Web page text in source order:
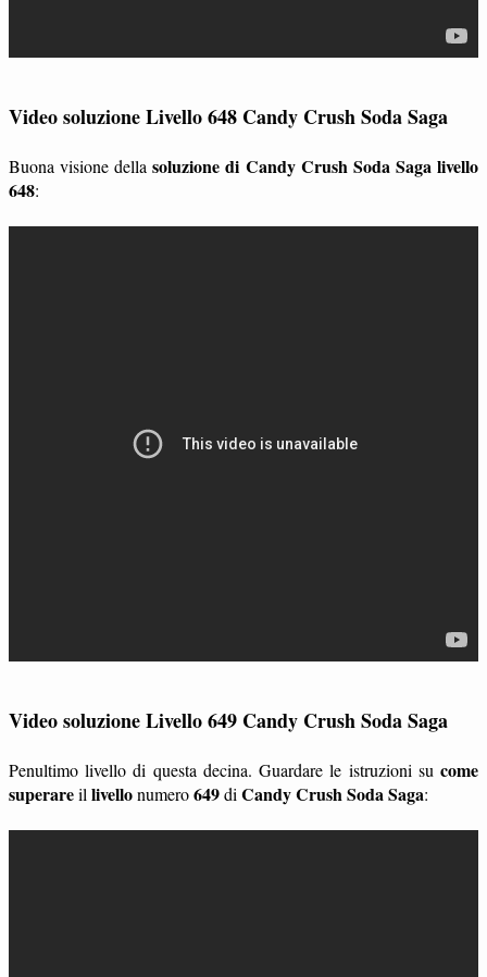
Video soluzione Livello 648 Candy Crush Soda Saga
Buona visione dellasoluzione di Candy Crush Soda Saga livello
648:
Video soluzione Livello 649 Candy Crush Soda Saga
Penultimo livello di questa decina. Guardare le istruzioni su come
superareil livellonumero649di Candy Crush Soda Saga: